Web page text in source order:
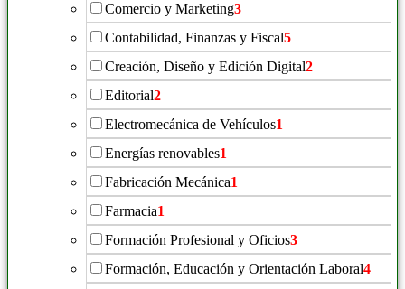
Comercio y Marketing3
Contabilidad, Finanzas y Fiscal5
Creación, Diseño y Edición Digital2
Editorial2
Electromecánica de Vehículos1
Energías renovables1
Fabricación Mecánica1
Farmacia1
Formación Profesional y Oficios3
Formación, Educación y Orientación Laboral4